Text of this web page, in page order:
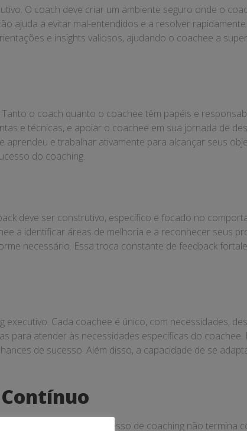
O coach deve criar um ambiente seguro onde o
ajuda a evitar mal-entendidos e a resolver
e insights valiosos, ajudando o coachee a
o coach quanto o coachee têm papéis e
e técnicas, e apoiar o coachee em sua jornada de
e trabalhar ativamente para alcançar seus
do coaching.
deve ser construtivo, específico e focado no
a identificar áreas de melhoria e a reconhecer seus
necessário. Essa troca constante de feedback
Cada coachee é único, com necessidades,
para atender às necessidades específicas do coachee.
de sucesso. Além disso, a capacidade de se
executivo. O processo de coaching não termina